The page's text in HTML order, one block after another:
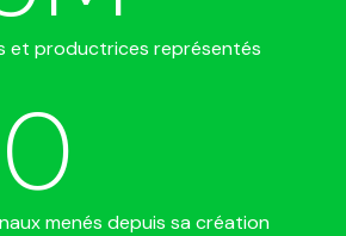
et productrices représentés
menés depuis sa création